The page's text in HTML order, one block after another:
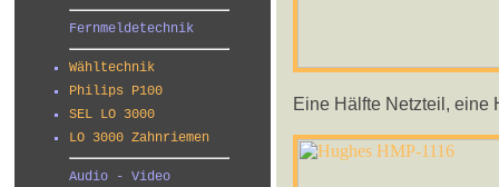
Fernmeldetechnik
Wähltechnik
Philips P100
SEL LO 3000
LO 3000 Zahnriemen
Audio - Video
Eine Hälfte Netzteil, eine